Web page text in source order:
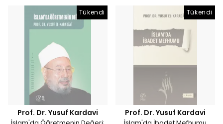
Tükendi
Prof. Dr. Yusuf Kardavi
Tükendi
Prof. Dr. Yusuf Kardavi